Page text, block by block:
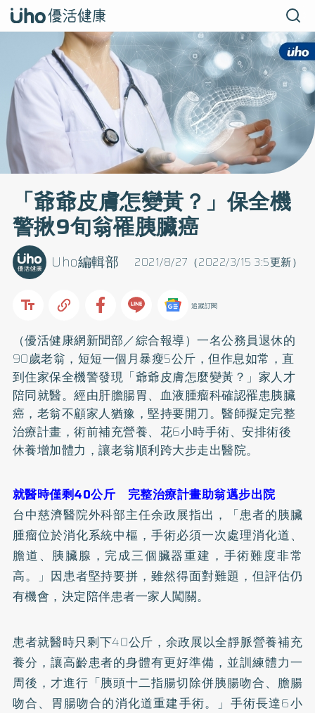
「爺爺皮膚怎變黃？」保全機
警揪9旬翁罹胰臟癌
2021/8/27（2022/3/15 3:5更新）
Uho編輯部
追蹤訂閱
（優活健康網新聞部／綜合報導）一名公務員退休的
90歲老翁，短短一個月暴瘦5公斤，但作息如常，直
到住家保全機警發現「爺爺皮膚怎麼變黃？」家人才
陪同就醫。經由肝膽腸胃、血液腫瘤科確認罹患胰臟
癌，老翁不顧家人猶豫，堅持要開刀。醫師擬定完整
治療計畫，術前補充營養、花6小時手術、安排術後
休養增加體力，讓老翁順利跨大步走出醫院。
就醫時僅剩40公斤 完整治療計畫助翁邁步出院
台中慈濟醫院外科部主任余政展指出，「患者的胰臟
腫瘤位於消化系統中樞，手術必須一次處理消化道、
膽道、胰臟腺，完成三個臟器重建，手術難度非常
高。」因患者堅持要拼，雖然得面對難題，但評估仍
有機會，決定陪伴患者一家人闖關。
患者就醫時只剩下40公斤，余政展以全靜脈營養補充
養分，讓高齡患者的身體有更好準備，並訓練體力一
周後，才進行「胰頭十二指腸切除併胰腸吻合、膽腸
吻合、胃腸吻合的消化道重建手術。」手術長達6小